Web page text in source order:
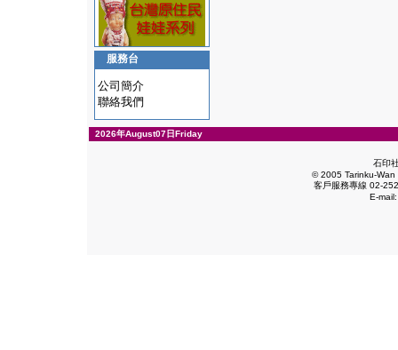
服務台
公司簡介
聯絡我們
2026年August07日Friday
石印
© 2005 Tarinku-Wan
客戶服務專線 02-
E-